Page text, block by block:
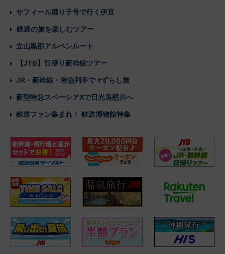
サフィール踊り子号で行く伊豆
鉄道の旅を楽しむツアー
立山黒部アルペンルート
【JTB】日帰り新幹線ツアー
JR・新幹線・特急列車で #ずらし旅
新型特急スペーシアXで日光鬼怒川へ
鉄道ファン集まれ！ 鉄道博物館特集